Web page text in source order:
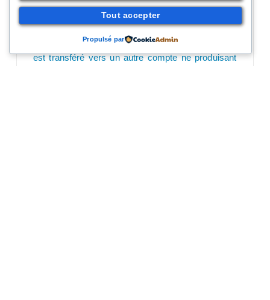
En cas de détention de plusieurs livrets
d’épargne identiques, le titulaire dispose de 2
mois pour régulariser sa situation. Passé ce
délai, le produit d’épargne est soldé et l’argent
est transféré vers un autre compte ne produisant
Tout accepter
Propulsé par